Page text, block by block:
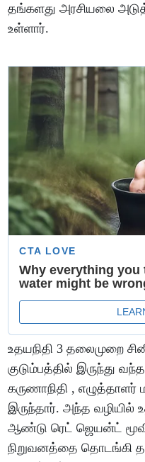
தங்களது அரசியலை
உள்ளார்.
உதயநிதி 3 தலைமுறை
குடும்பத்தில் இருந்து
கருணாநிதி , எழுத்தாளர்
இருந்தார். அந்த வழியில்
ஆண்டு ரெட் ஜெயன்ட்
நிறுவனத்தை தொடங்கி